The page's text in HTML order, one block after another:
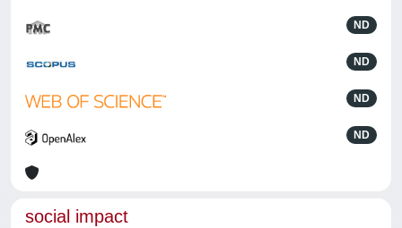
ND
ND
ND
ND
social impact